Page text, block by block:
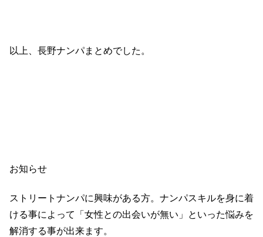
以上、長野ナンパまとめでした。
お知らせ
ストリートナンパに興味がある方。ナンパスキルを身に着
ける事によって「女性との出会いが無い」といった悩みを
解消する事が出来ます。